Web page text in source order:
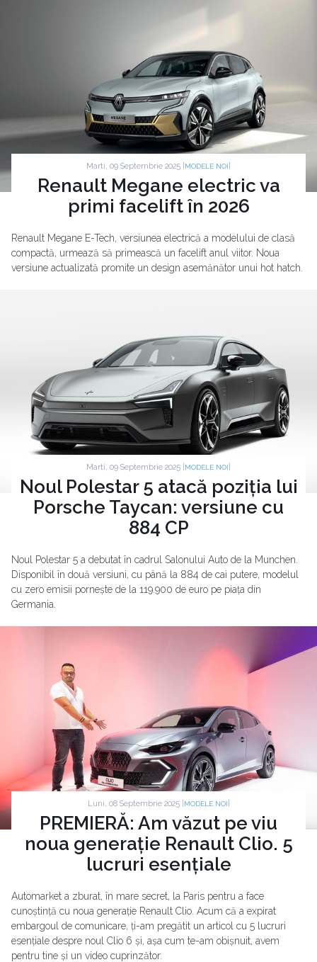
Marti, 09 Septembrie 2025 | MODELE NOI
Renault Megane electric va
primi facelift în 2026
Renault Megane E-Tech, versiunea electrică a modelului de clasă
compactă, urmează să primească un facelift anul viitor. Noua
versiune actualizată promite un design asemănător unui hot hatch.
Marti, 09 Septembrie 2025 | MODELE NOI
Noul Polestar 5 atacă poziția lui
Porsche Taycan: versiune cu
884 CP
Noul Polestar 5 a debutat în cadrul Salonului Auto de la Munchen.
Disponibil în două versiuni, cu până la 884 de cai putere, modelul
cu zero emisii pornește de la 119.900 de euro pe piața din
Germania.
Luni, 08 Septembrie 2025 | MODELE NOI
PREMIERĂ: Am văzut pe viu
noua generație Renault Clio. 5
lucruri esențiale
Automarket a zburat, în mare secret, la Paris pentru a face
cunoștință cu noua generație Renault Clio. Acum că a expirat
embargoul de comunicare, ți-am pregătit un articol cu 5 lucruri
esențiale despre noul Clio 6 și, așa cum te-am obișnuit, avem
pentru tine și un video cuprinzător.